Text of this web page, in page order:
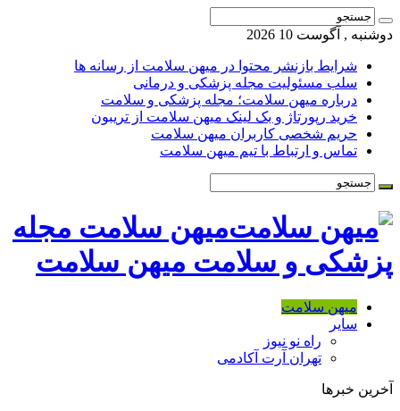
دوشنبه , آگوست 10 2026
شرایط بازنشر محتوا در میهن سلامت از رسانه ها
سلب مسئولیت مجله پزشکی و درمانی
درباره میهن سلامت؛ مجله پزشکی و سلامت
خرید رپورتاژ و بک لینک میهن سلامت از تریبون
حریم شخصی کاربران میهن سلامت
تماس و ارتباط با تیم میهن سلامت
میهن سلامت مجله
پزشکی و سلامت میهن سلامت
میهن سلامت
سایر
راه نو نیوز
تهران آرت آکادمی
آخرین خبرها